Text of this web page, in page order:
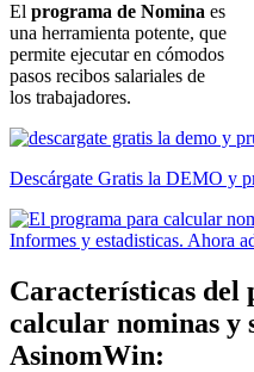
El programa de Nomina es
una herramienta potente, que
permite ejecutar en cómodos
pasos recibos salariales de
los trabajadores.
Descárgate Gratis la DEMO y
Características del
calcular nominas y
AsinomWin: